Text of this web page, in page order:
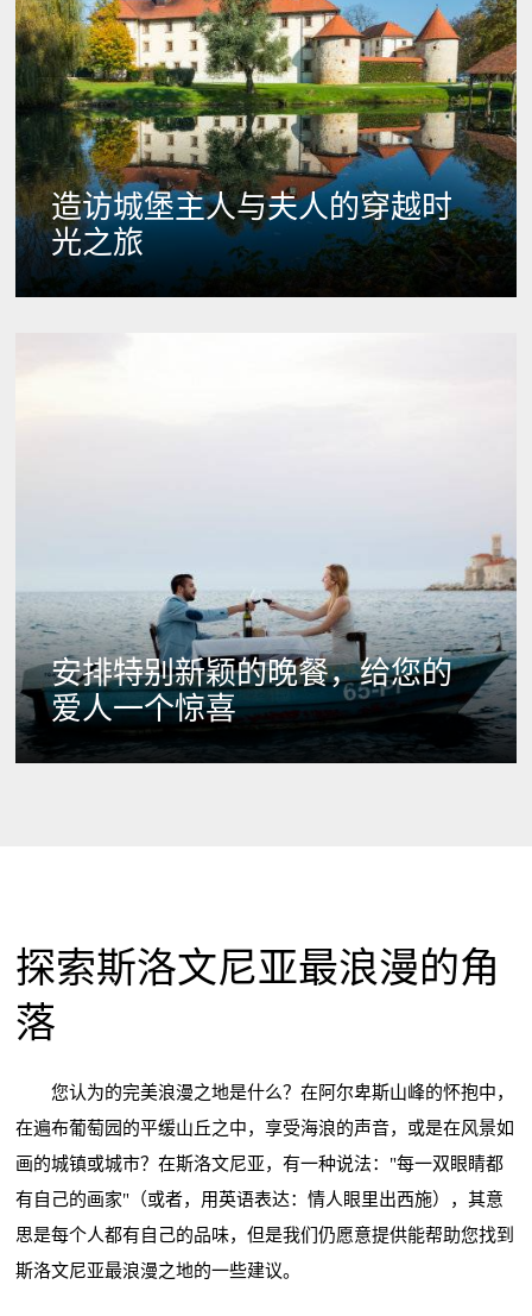
造访城堡主人与夫人的穿越时
光之旅
安排特别新颖的晚餐，给您的
爱人一个惊喜
探索斯洛文尼亚最浪漫的角
落
您认为的完美浪漫之地是什么？在阿尔卑斯山峰的怀抱中，
在遍布葡萄园的平缓山丘之中，享受海浪的声音，或是在风景如
画的城镇或城市？在斯洛文尼亚，有一种说法："每一双眼睛都
有自己的画家"（或者，用英语表达：情人眼里出西施），其意
思是每个人都有自己的品味，但是我们仍愿意提供能帮助您找到
斯洛文尼亚最浪漫之地的一些建议。